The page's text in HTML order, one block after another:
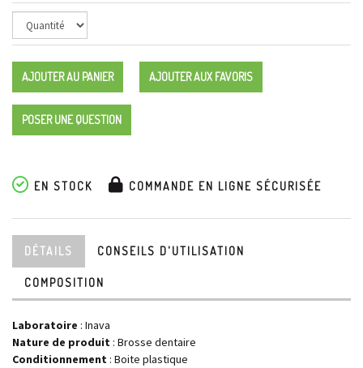
AJOUTER AU PANIER AJOUTER AUX FAVORIS
POSER UNE QUESTION
EN STOCK COMMANDE EN LIGNE SÉCURISÉE
DÉTAILS CONSEILS D'UTILISATION
COMPOSITION
Laboratoire : Inava
Nature de produit : Brosse dentaire
Conditionnement : Boite plastique